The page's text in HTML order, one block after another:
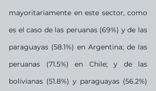
mayoritariamente en este sector, como
es el caso de las peruanas (69%) y de las
paraguayas (58.1%) en Argentina; de las
peruanas (71.5%) en Chile; y de las
bolivianas (51.8%) y paraguayas (56.2%)